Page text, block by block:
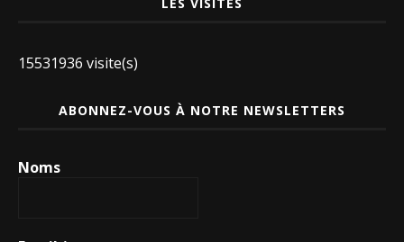
15531936 visite(s)
ABONNEZ-VOUS À NOTRE NEWSLETTERS
Noms